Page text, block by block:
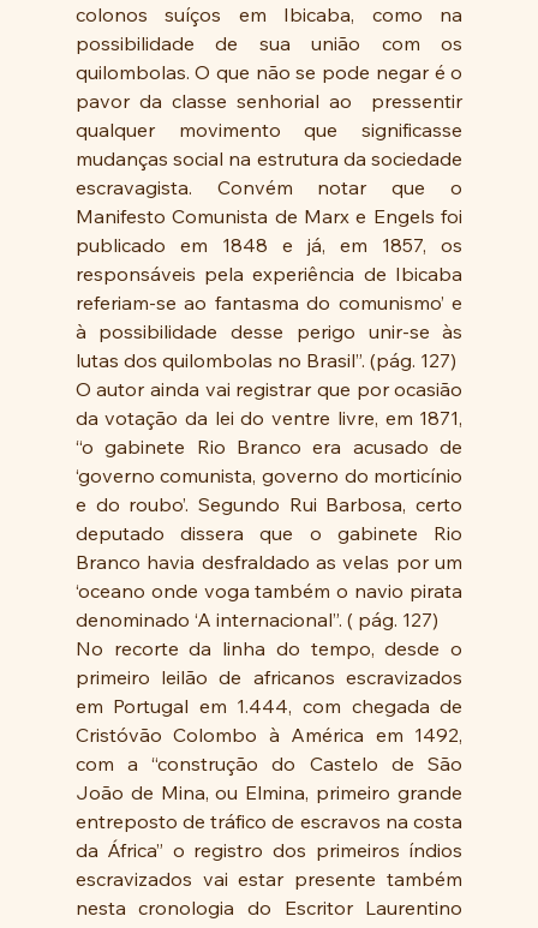
colonos suíços em Ibicaba, como na
possibilidade de sua união com os
quilombolas. O que não se pode negar é o
pavor da classe senhorial ao  pressentir
qualquer movimento que significasse
mudanças social na estrutura da sociedade
escravagista. Convém notar que o
Manifesto Comunista de Marx e Engels foi
publicado em 1848 e já, em 1857, os
responsáveis pela experiência de Ibicaba
referiam-se ao fantasma do comunismo’ e
à possibilidade desse perigo unir-se às
lutas dos quilombolas no Brasil”. (pág. 127)
O autor ainda vai registrar que por ocasião
da votação da lei do ventre livre, em 1871,
“o gabinete Rio Branco era acusado de
‘governo comunista, governo do morticínio
e do roubo’. Segundo Rui Barbosa, certo
deputado dissera que o gabinete Rio
Branco havia desfraldado as velas por um
‘oceano onde voga também o navio pirata
denominado ‘A internacional”. ( pág. 127)
No recorte da linha do tempo, desde o
primeiro leilão de africanos escravizados
em Portugal em 1.444, com chegada de
Cristóvão Colombo à América em 1492,
com a “construção do Castelo de São
João de Mina, ou Elmina, primeiro grande
entreposto de tráfico de escravos na costa
da África” o registro dos primeiros índios
escravizados vai estar presente também
nesta cronologia do Escritor Laurentino